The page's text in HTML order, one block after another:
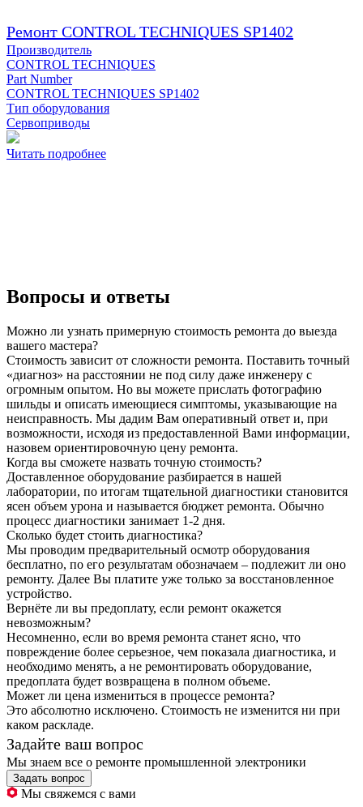
Ремонт CONTROL TECHNIQUES SP1402
Производитель
CONTROL TECHNIQUES
Part Number
CONTROL TECHNIQUES SP1402
Тип оборудования
Сервоприводы
Читать подробнее
Вопросы и ответы
Можно ли узнать примерную стоимость ремонта до выезда
вашего мастера?
Стоимость зависит от сложности ремонта. Поставить точный
«диагноз» на расстоянии не под силу даже инженеру с
огромным опытом. Но вы можете прислать фотографию
шильды и описать имеющиеся симптомы, указывающие на
неисправность. Мы дадим Вам оперативный ответ и, при
возможности, исходя из предоставленной Вами информации,
назовем ориентировочную цену ремонта.
Когда вы сможете назвать точную стоимость?
Доставленное оборудование разбирается в нашей
лаборатории, по итогам тщательной диагностики становится
ясен объем урона и называется бюджет ремонта. Обычно
процесс диагностики занимает 1-2 дня.
Сколько будет стоить диагностика?
Мы проводим предварительный осмотр оборудования
бесплатно, по его результатам обозначаем – подлежит ли оно
ремонту. Далее Вы платите уже только за восстановленное
устройство.
Вернёте ли вы предоплату, если ремонт окажется
невозможным?
Несомненно, если во время ремонта станет ясно, что
повреждение более серьезное, чем показала диагностика, и
необходимо менять, а не ремонтировать оборудование,
предоплата будет возвращена в полном объеме.
Может ли цена измениться в процессе ремонта?
Это абсолютно исключено. Стоимость не изменится ни при
каком раскладе.
Задайте ваш вопрос
Мы знаем все о ремонте промышленной электроники
Задать вопрос
Мы свяжемся с вами